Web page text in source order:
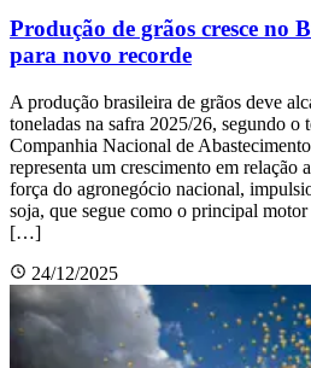
Produção de grãos cresce no
para novo recorde
A produção brasileira de grãos deve
toneladas na safra 2025/26, segundo o
Companhia Nacional de
representa um crescimento em relação
força do agronegócio nacional,
soja, que segue como o principal
[…]
24/12/2025